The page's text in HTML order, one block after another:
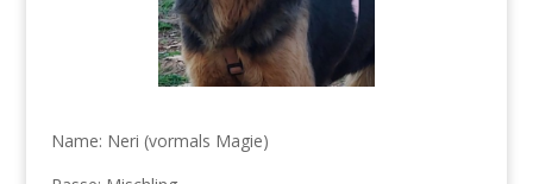
Name: Neri (vormals Magie)